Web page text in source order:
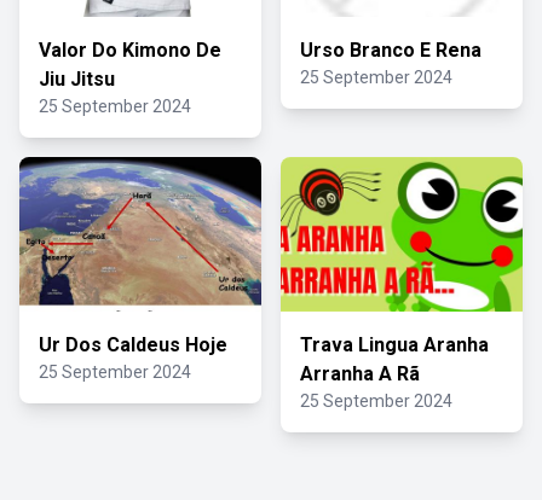
Valor Do Kimono De
Jiu Jitsu
25 September 2024
Urso Branco E Rena
25 September 2024
Ur Dos Caldeus Hoje
25 September 2024
Trava Lingua Aranha
Arranha A Rã
25 September 2024